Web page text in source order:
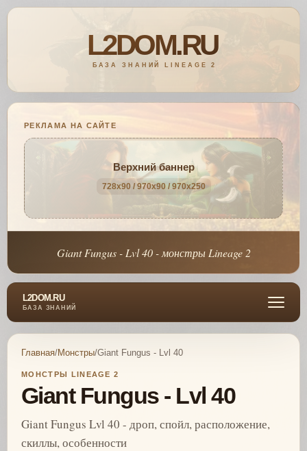
РЕКЛАМА НА САЙТЕ
Верхний баннер
728x90 / 970x90 / 970x250
Giant Fungus - Lvl 40 - монстры Lineage 2
L2DOM.RU
БАЗА ЗНАНИЙ
Главная/Монстры/Giant Fungus - Lvl 40
МОНСТРЫ LINEAGE 2
Giant Fungus - Lvl 40
Giant Fungus Lvl 40 - дроп, спойл, расположение,
скиллы, особенности